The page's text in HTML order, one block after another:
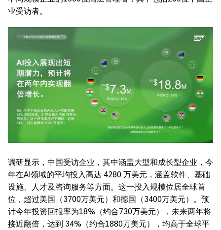
业受访者。
调研显示，中国受访企业，其中涵盖大型和成长型企业，今
年在AI领域的平均投入高达 4280 万美元，涵盖软件、基础
设施、人才及咨询服务等方面。这一投入规模位居全球首
位，超过美国（3700万美元）和德国（3400万美元）。预
计今年投资回报率为18%（约合730万美元），未来两年将
接近翻倍，达到 34%（约合1880万美元），均高于全球平